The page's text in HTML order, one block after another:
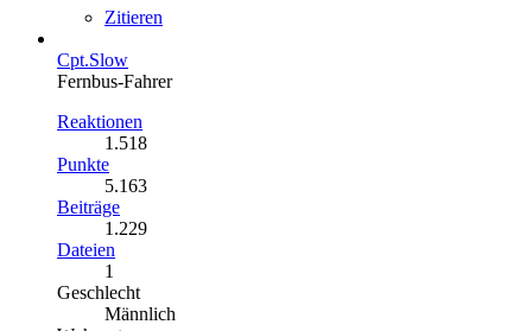
Zitieren
Cpt.Slow
Fernbus-Fahrer
Reaktionen
1.518
Punkte
5.163
Beiträge
1.229
Dateien
1
Geschlecht
Männlich